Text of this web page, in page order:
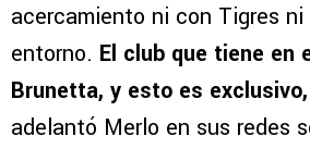
acercamiento ni con Tigres
entorno. El club que tiene en
Brunetta, y esto es
adelantó Merlo en sus redes